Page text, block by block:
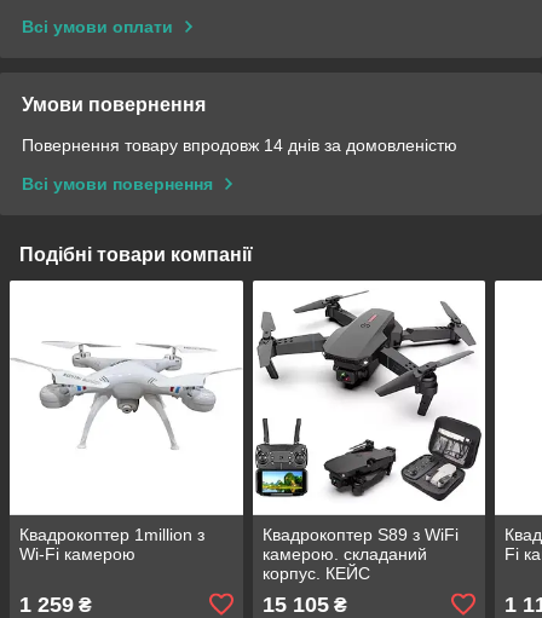
Всі умови оплати
Умови повернення
Повернення товару впродовж 14 днів за домовленістю
Всі умови повернення
Подібні товари компанії
Квадрокоптер 1million з
Wi-Fi камерою
1 259 ₴
Квадрокоптер S89 з WiFi
камерою. складаний
корпус. КЕЙС
15 105₴
Fi
1